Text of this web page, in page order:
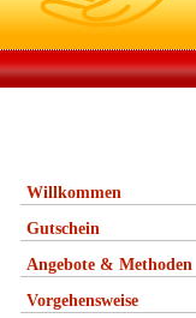
Willkommen
Gutschein
Angebote & Methoden
Vorgehensweise